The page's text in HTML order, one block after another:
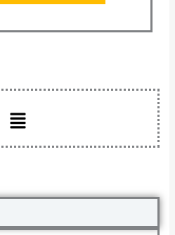
Main
Menu